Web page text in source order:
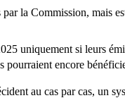
la Commission, mais
uniquement si leurs
encore
au cas par cas, un